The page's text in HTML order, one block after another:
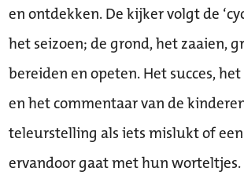
en ontdekken. De kijker volgt de
het seizoen; de grond, het zaaien,
bereiden en opeten. Het succes,
en het commentaar van de
teleurstelling als iets mislukt of
ervandoor gaat met hun